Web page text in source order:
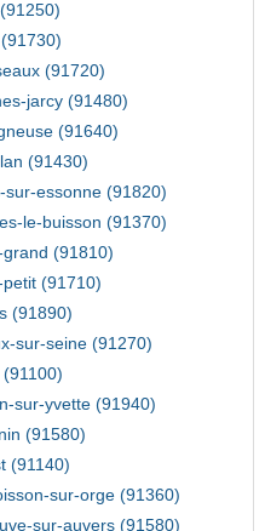
(91720)
jarcy (91480)
(91640)
(91430)
sur-essonne (91820)
le-buisson (91370)
(91810)
(91710)
(91890)
sur-seine (91270)
sur-yvette (91940)
(91580)
(91140)
sur-orge (91360)
sur-auvers (91580)